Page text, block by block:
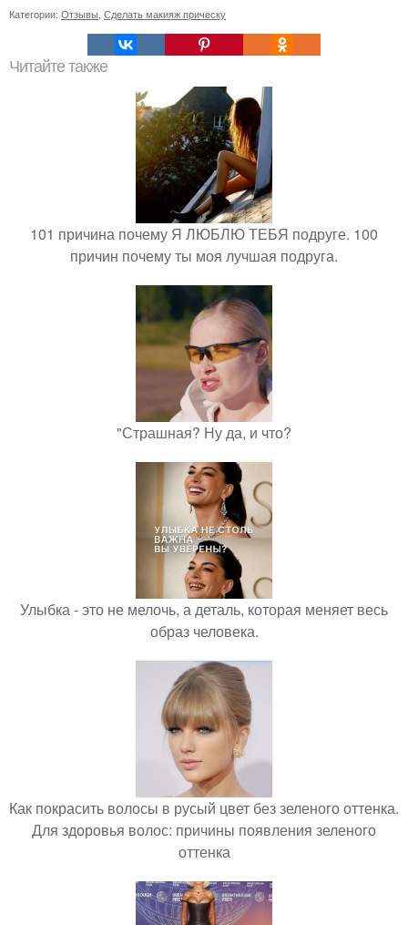
Категории: Отзывы Сделать макияж прическу
Читайте также
101 причина почему Я ЛЮБЛЮ ТЕБЯ подруге. 100
причин почему ты моя лучшая подруга.
"Страшная? Ну да, и что?
Улыбка - это не мелочь, а деталь, которая меняет весь
образ человека.
Как покрасить волосы в русый цвет без зеленого оттенка.
Для здоровья волос: причины появления зеленого
оттенка